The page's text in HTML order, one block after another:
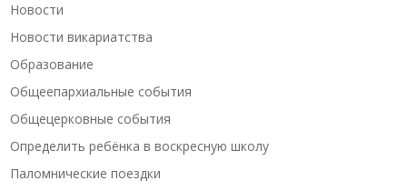
Новости
Новости викариатства
Образование
Общеепархиальные события
Общецерковные события
Определить ребёнка в воскресную школу
Паломнические поездки